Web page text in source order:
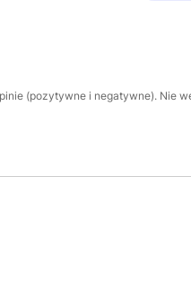
(pozytywne i negatywne). Nie